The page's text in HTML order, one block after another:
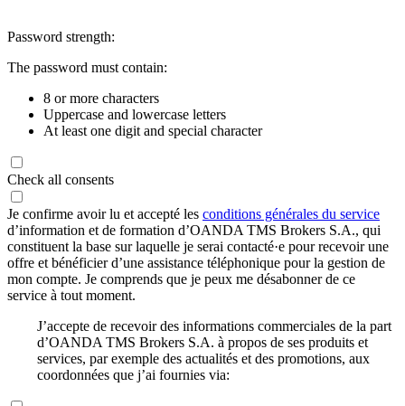
Password strength:
The password must contain:
8 or more characters
Uppercase and lowercase letters
At least one digit and special character
Check all consents
Je confirme avoir lu et accepté les conditions générales du service
d’information et de formation d’OANDA TMS Brokers S.A., qui
constituent la base sur laquelle je serai contacté·e pour recevoir une
offre et bénéficier d’une assistance téléphonique pour la gestion de
mon compte. Je comprends que je peux me désabonner de ce
service à tout moment.
J’accepte de recevoir des informations commerciales de la part
d’OANDA TMS Brokers S.A. à propos de ses produits et
services, par exemple des actualités et des promotions, aux
coordonnées que j’ai fournies via: